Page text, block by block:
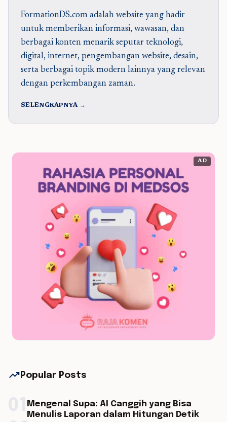
FormationDS.com adalah website yang hadir
untuk memberikan informasi, wawasan, dan
berbagai konten menarik seputar teknologi,
digital, internet, pengembangan website, desain,
serta berbagai topik modern lainnya yang relevan
dengan perkembangan zaman.
SELENGKAPNYA →
AD
trending_up Popular Posts
Mengenal Supa: AI Canggih yang Bisa
Menulis Laporan dalam Hitungan Detik